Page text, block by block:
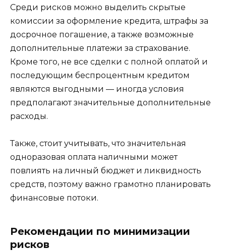
Среди рисков можно выделить скрытые
комиссии за оформление кредита, штрафы за
досрочное погашение, а также возможные
дополнительные платежи за страхование.
Кроме того, не все сделки с полной оплатой и
последующим беспроцентным кредитом
являются выгодными — иногда условия
предполагают значительные дополнительные
расходы.
Также, стоит учитывать, что значительная
одноразовая оплата наличными может
повлиять на личный бюджет и ликвидность
средств, поэтому важно грамотно планировать
финансовые потоки.
Рекомендации по минимизации
рисков